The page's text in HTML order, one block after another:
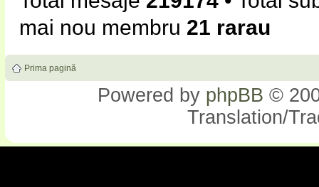
mai nou membru 21 rarau
Prima pagină
Powered by phpBB ©
Translation/